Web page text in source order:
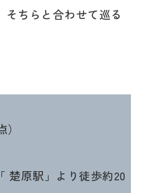
ちらと合わせて巡る
楚原駅」より徒歩約20